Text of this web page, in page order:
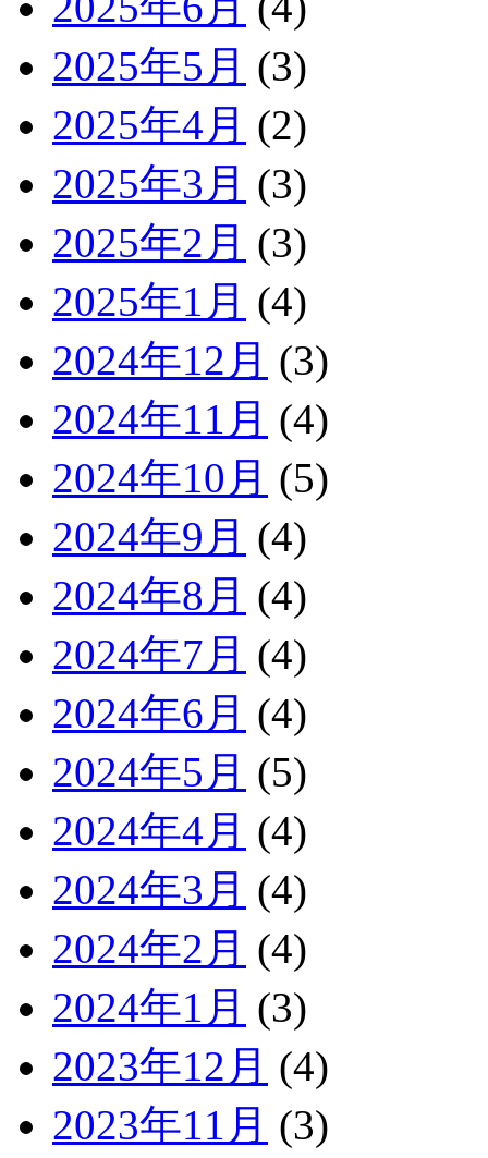
2025年5月 (3)
2025年4月 (2)
2025年3月 (3)
2025年2月 (3)
2025年1月 (4)
2024年12月 (3)
2024年11月 (4)
2024年10月 (5)
2024年9月 (4)
2024年8月 (4)
2024年7月 (4)
2024年6月 (4)
2024年5月 (5)
2024年4月 (4)
2024年3月 (4)
2024年2月 (4)
2024年1月 (3)
2023年12月 (4)
2023年11月 (3)